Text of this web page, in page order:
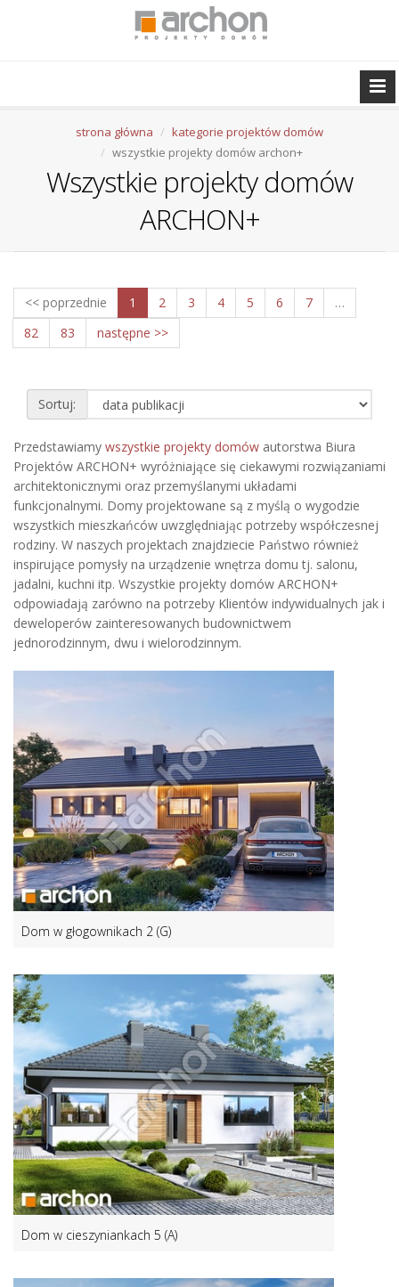
strona główna
kategorie projektów domów
wszystkie projekty domów archon+
Wszystkie projekty domów
ARCHON+
<< poprzednie 1 2 3 4 5 6 7
…
82
83 następne >>
Sortuj:
Przedstawiamy wszystkie projekty domów autorstwa Biura
Projektów ARCHON+ wyróżniające się ciekawymi rozwiązaniami
architektonicznymi oraz przemyślanymi układami
funkcjonalnymi. Domy projektowane są z myślą o wygodzie
wszystkich mieszkańców uwzględniając potrzeby współczesnej
rodziny. W naszych projektach znajdziecie Państwo również
inspirujące pomysły na urządzenie wnętrza domu tj. salonu,
jadalni, kuchni itp. Wszystkie projekty domów ARCHON+
odpowiadają zarówno na potrzeby Klientów indywidualnych jak i
deweloperów zainteresowanych budownictwem
jednorodzinnym, dwu i wielorodzinnym.
Dom w głogownikach 2 (G)
Dom w cieszyniankach 5 (A)